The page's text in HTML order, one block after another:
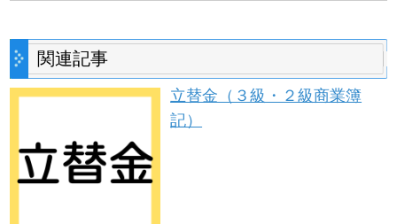
関連記事
立替金（３級・２級商業簿
記）